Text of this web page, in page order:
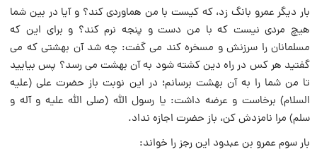
بار ديگر عمرو بانگ زد، که کيست با من هماوردى کند؟ و آيا در بين شما
هيچ مردى نيست که با من دست و پنجه نرم کند؟ و براى اين که
مسلمانان را سرزنش و مسخره کند مى گفت: چه شد آن بهشتى که مى
گفتيد هر کس در راه دين کشته شود به آن بهشت مى رسد؟ پس بياييد
تا من شما را به آن بهشت برسانم؛ در اين نوبت باز حضرت على (عليه
السلام) برخاست و عرضه داشت: يا رسول الله (صلى الله عليه و آله و
سلم) مرا نامزدش کن، باز حضرت اجازه نداد.
بار سوم عمرو بن عبدود اين رجز را خواند: